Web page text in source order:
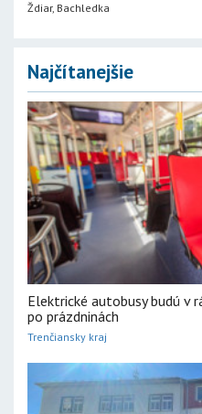
Ždiar, Bachledka
Najčítanejšie
Elektrické autobusy budú v
po prázdninách
Trenčiansky kraj